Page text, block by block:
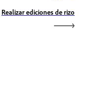
Realizar ediciones de rizo